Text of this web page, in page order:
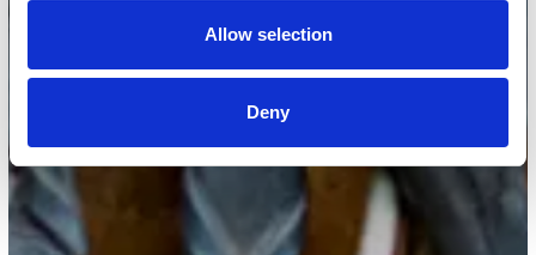
Allow selection
Deny